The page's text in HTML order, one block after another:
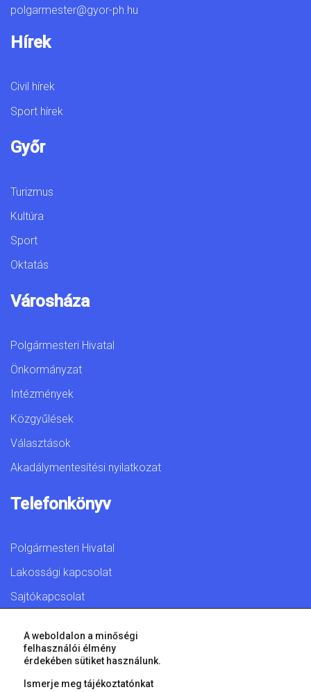
polgarmester@gyor-ph.hu
Hírek
Civil hírek
Sport hírek
Győr
Turizmus
Kultúra
Sport
Oktatás
Városháza
Polgármesteri Hivatal
Önkormányzat
Intézmények
Közgyűlések
Választások
Akadálymentesítési nyilatkozat
Telefonkönyv
Polgármesteri Hivatal
Lakossági kapcsolat
Sajtókapcsolat
© 2026 Győr Megyei Jogú Város • Minden jog fenntartva!
A weboldalon a minőségi
felhasználói élmény
érdekében sütiket használunk.
Ismerje meg tájékoztatónkat